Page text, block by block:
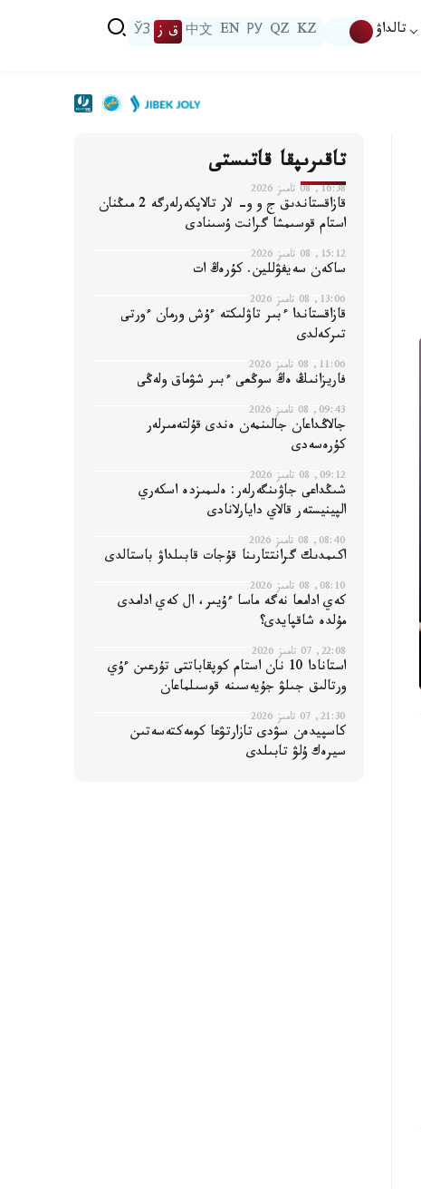
تالداۋ KZ
QZ
РУ
EN
中文 ق ز ЎЗ
تاقىرىپقا قاتىستى
16:38, 08 تامىز 2026
قازاقستاندىق ج و و- لار تالاپكەرلەرگە 2 مىڭنان
استام قوسىمشا گرانت ۇسىنادى
15:12, 08 تامىز 2026
ساكەن سەيفۋللين. كۇرەڭ ات
13:06, 08 تامىز 2026
قازاقستاندا ءبىر تاۋلىكتە ءۇش ورمان ءورتى
تىركەلدى
11:06, 08 تامىز 2026
فاريزانىڭ ەڭ سوڭعى ءبىر شۋماق ولەڭى
09:43, 08 تامىز 2026
جالاڭداعان جالىنمەن ەندى قۇلتەمىرلەر
كۇرەسەدى
09:12, 08 تامىز 2026
شىڭداعى جاۋىنگەرلەر: ەلىمىزدە اسكەري
الپينيستەر قالاي دايارلانادى
08:40, 08 تامىز 2026
اكىمدىك گرانتتارىنا قۇجات قابىلداۋ باستالدى
08:10, 08 تامىز 2026
كەي ادامعا نەگە ماسا ءۇيىر، ال كەي ادامدى
مۇلدە شاقپايدى؟
22:08, 07 تامىز 2026
استانادا 10 نان استام كوپقاباتتى تۇرعىن ءۇي
ورتالىق جىلۋ جۇيەسىنە قوسىلماعان
21:30, 07 تامىز 2026
كاسپيدەن سۋدى تازارتۋعا كومەكتەسەتىن
سيرەك ۇلۋ تابىلدى